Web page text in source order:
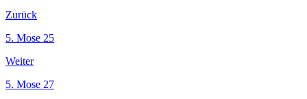
Zurück
5. Mose 25
Weiter
5. Mose 27